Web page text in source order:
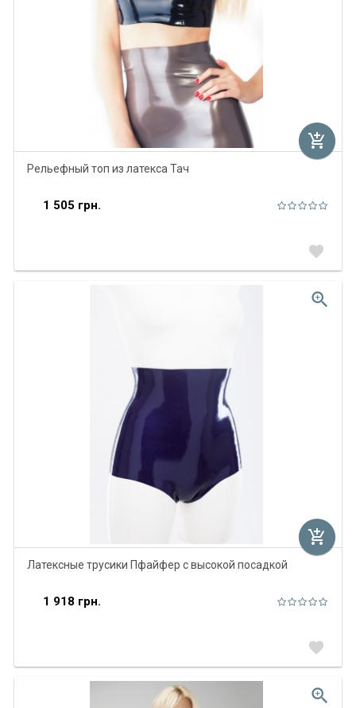
Рельефный топ из латекса Тач
1 505 грн.
add_shopping_cart
favorite
Латексные трусики Пфайфер с высокой посадкой
1 918 грн.
add_shopping_cart
favorite
zoom_in
zoom_in